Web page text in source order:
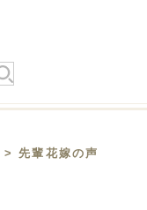
> 先輩花嫁の声